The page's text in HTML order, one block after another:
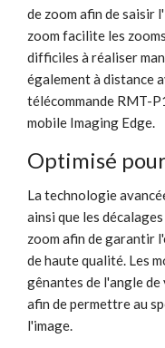
de zoom afin de saisir
zoom facilite les
difficiles à réaliser
également à distance
télécommande RMT-
mobile Imaging Edge.
Optimisé
La technologie
ainsi que les
zoom afin de garantir
de haute qualité. Les
gênantes de l'angle de
afin de permettre au
l'image.